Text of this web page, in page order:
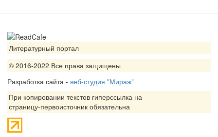
Литературный портал
© 2016-2022 Все права защищены
Разработка сайта - веб-студия "Мираж"
При копировании текстов гиперссылка на
страницу-первоисточник обязательна